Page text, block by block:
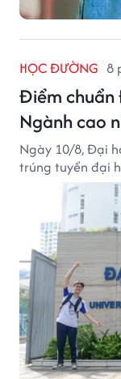
HỌC ĐƯỜNG 8
Điểm chuẩn
Ngành cao
Ngày 10/8, Đại
trúng tuyển đại